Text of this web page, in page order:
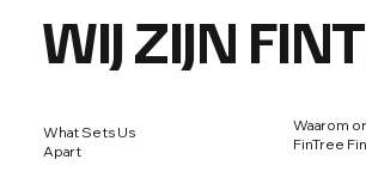
WIJ ZIJN
What Sets Us
Apart
Waarom
FinTree